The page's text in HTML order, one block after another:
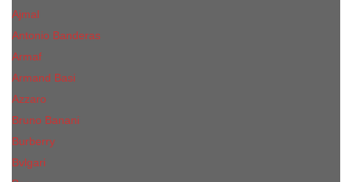
Ajmal
Antonio Banderas
Armaf
Armand Basi
Azzaro
Bruno Banani
Burberry
Bvlgari